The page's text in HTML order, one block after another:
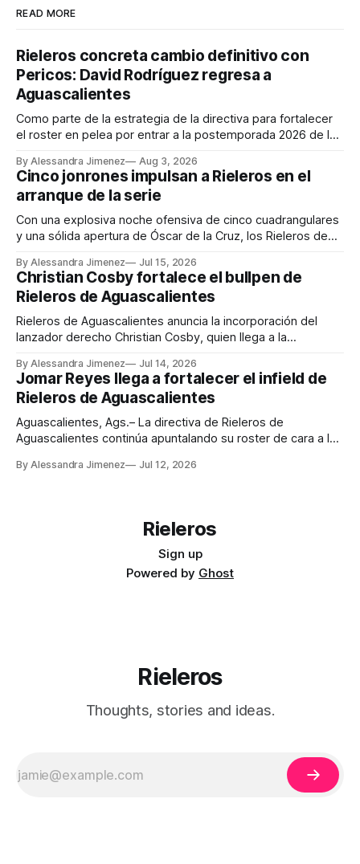
READ MORE
Rieleros concreta cambio definitivo con
Pericos: David Rodríguez regresa a
Aguascalientes
Como parte de la estrategia de la directiva para fortalecer
el roster en pelea por entrar a la postemporada 2026 de la
Aguascalientes anuncia la incorporación del
venezolano David Rodríguez, quien llega procedente de los
Pericos de Puebla. En un movimiento correspondiente,
José
By Alessandra Jimenez Aug 3, 2026
Cinco jonrones impulsan a Rieleros en el
arranque de la serie
Con una explosiva noche ofensiva de cinco cuadrangulares
y una sólida apertura de Óscar de la Cruz, los Rieleros de
el primer juego de la serie disputado en el Parque Alberto
Romo Chávez. Ángel Reyes encabezó el ataque de la
novena
By Alessandra Jimenez Jul 15, 2026
Christian Cosby fortalece el bullpen de
Rieleros de Aguascalientes
Rieleros de Aguascalientes anuncia la incorporación del
lanzador derecho Christian Cosby, quien llega a la
parte del cambio en el que fue cedido el infielder Andretty
Cordero. La directiva del club informa además que el
movimiento aún no está concluido, ya que restan
By Alessandra Jimenez Jul 14, 2026
Jomar Reyes llega a fortalecer el infield de
Rieleros de Aguascalientes
Aguascalientes, Ags.– La directiva de Rieleros de
Aguascalientes continúa apuntalando su roster de cara a la
Beisbol con la incorporación del antesalista
By Alessandra Jimenez Jul 12, 2026
Rieleros
Sign up
Powered by Ghost
Rieleros
Thoughts, stories and ideas.